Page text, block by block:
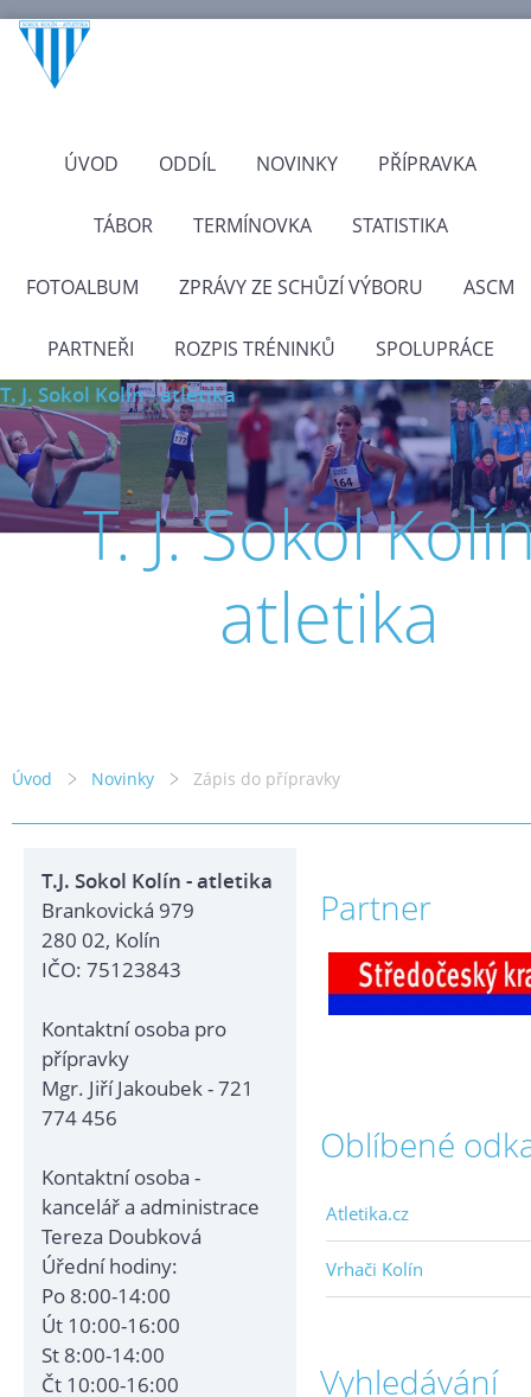
ÚVOD ODDÍL NOVINKY PŘÍPRAVKA
TÁBOR TERMÍNOVKA STATISTIKA
FOTOALBUM ZPRÁVY ZE SCHŮZÍ VÝBORU ASCM
PARTNEŘI ROZPIS TRÉNINKŮ SPOLUPRÁCE
T. J. Sokol Kolín - atletika
T. J. Sokol
atletika
Úvod Novinky Zápis do přípravky
T.J. Sokol Kolín - atletika
Brankovická 979
280 02, Kolín
IČO: 75123843
Kontaktní osoba pro
přípravky
Mgr. Jiří Jakoubek - 721
774 456
Kontaktní osoba -
kancelář a administrace
Tereza Doubková
Úřední hodiny:
Po 8:00-14:00
Út 10:00-16:00
St 8:00-14:00
Čt 10:00-16:00
Partner
Oblíbené
Atletika.cz
Vrhači Kolín
Vyhledávání